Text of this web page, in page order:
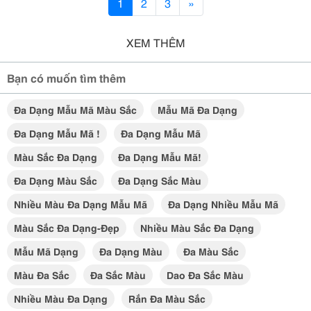
XEM THÊM
Bạn có muốn tìm thêm
Đa Dạng Mẫu Mã Màu Sắc
Mẫu Mã Đa Dạng
Đa Dạng Mẫu Mã !
Đa Dạng Mẫu Mã
Màu Sắc Đa Dạng
Đa Dạng Mẫu Mã!
Đa Dạng Màu Sắc
Đa Dạng Sắc Màu
Nhiều Màu Đa Dạng Mẫu Mã
Đa Dạng Nhiều Mẫu Mã
Màu Sắc Đa Dạng-Đẹp
Nhiều Màu Sắc Đa Dạng
Mẫu Mã Dạng
Đa Dạng Màu
Đa Màu Sắc
Màu Đa Sắc
Đa Sắc Màu
Dao Đa Sắc Màu
Nhiều Màu Đa Dạng
Rắn Đa Màu Sắc